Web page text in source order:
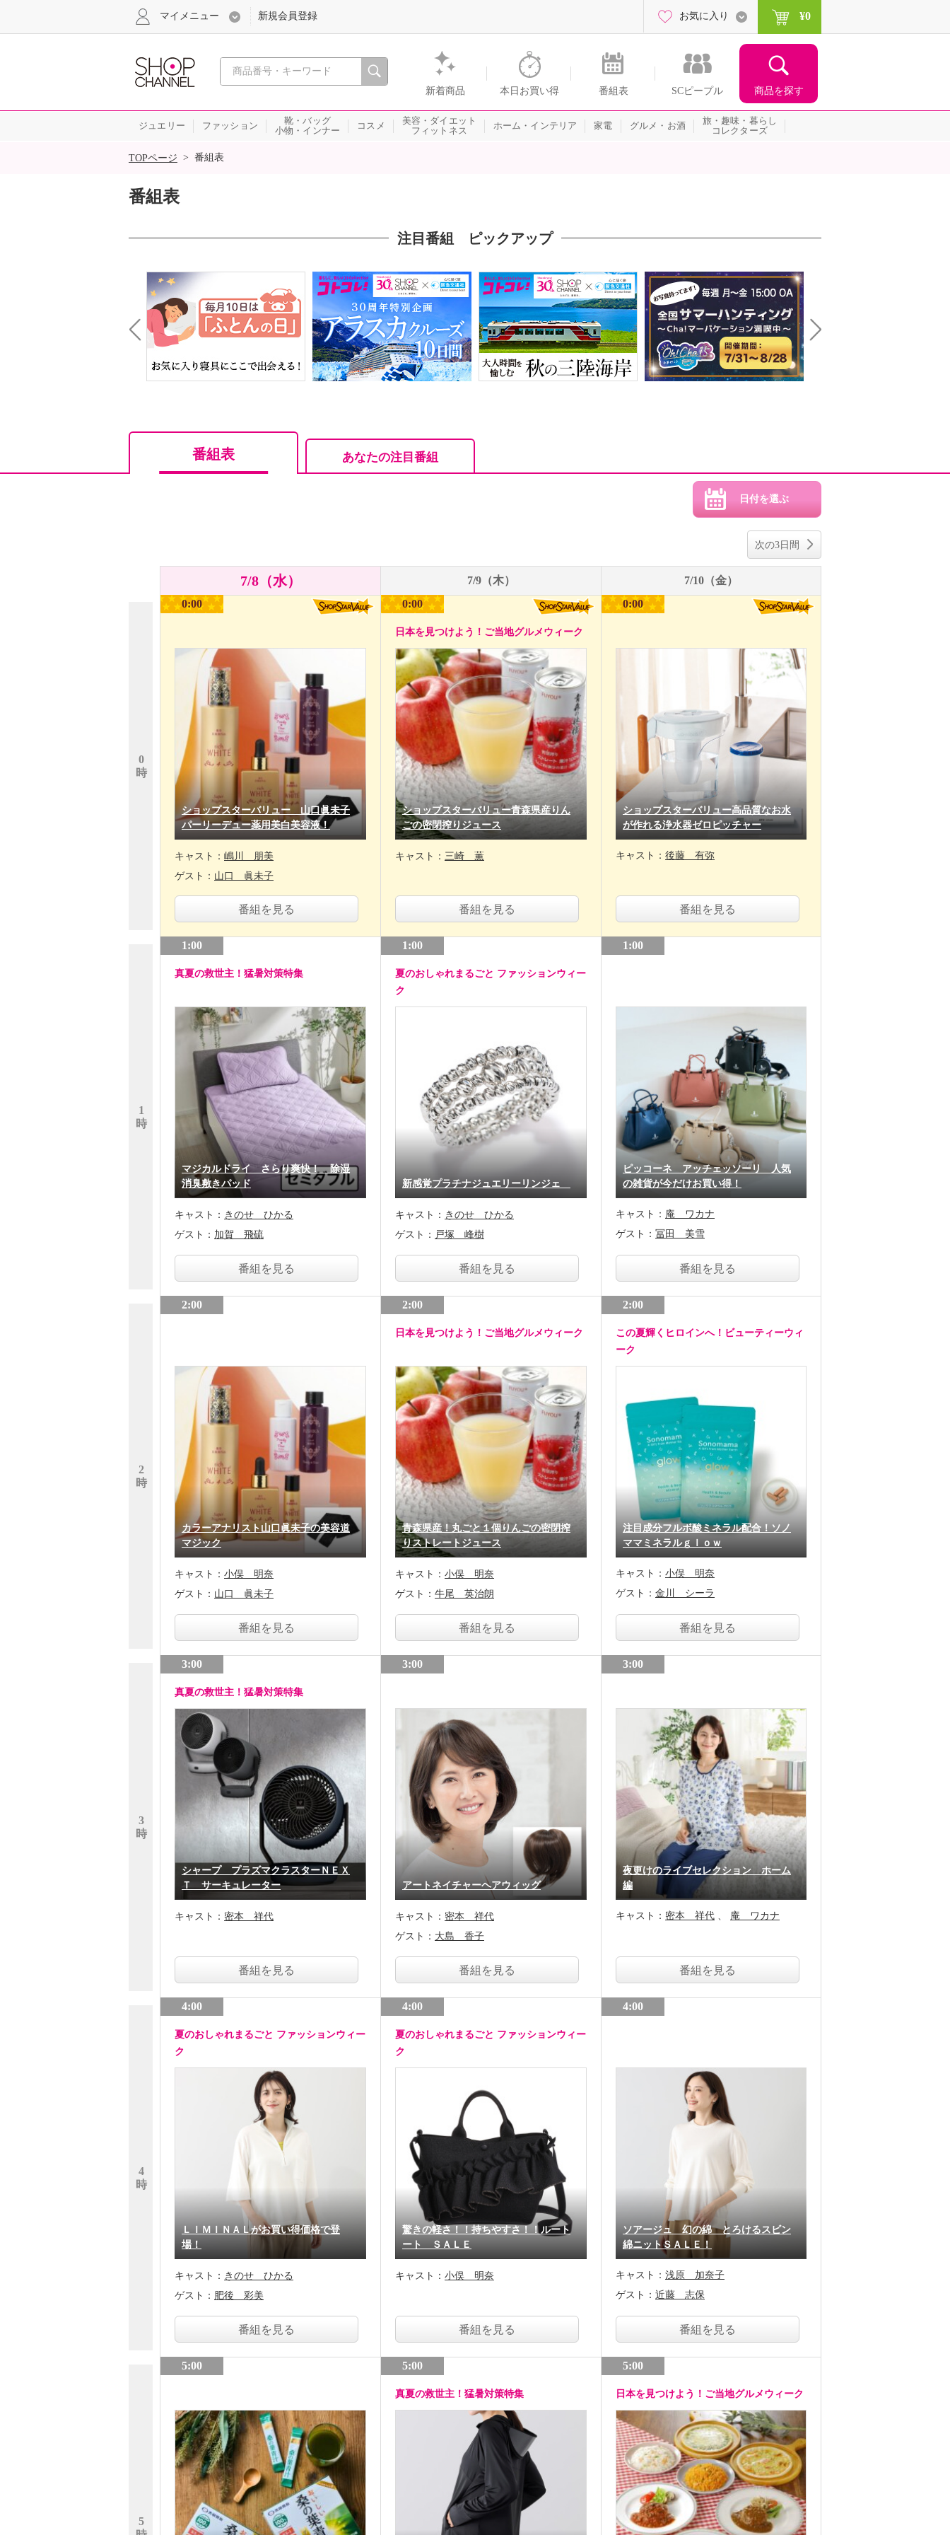
心おどる、瞬間を。通販・テレビショッピングのショップチャンネル
新着商品 本日お買い得 番組表 SCピープル 商品を探す
マイメニュー 新規会員登録 お気に入り ¥0
ジュエリー ファッション
靴・バッグ
小物・インナー
コスメ
美容・ダイエット
フィットネス
ホーム・インテリア 家電 グルメ・お酒
旅・趣味・暮らし
コレクターズ
SALE
TOPページ > 番組表
番組表
注目番組 ピックアップ
Next
番組表 あなたの注目番組
次の3日間
7/8（水） 7/9（木） 7/10（金）
0
時
1
時
2
時
3
時
4
時
5
0:00
ショップスターバリュー 山口眞未子
パーリーデュー薬用美白美容液！
キャスト： 嶋川 朋美
ゲスト： 山口 眞未子
番組を見る
1:00
真夏の救世主！猛暑対策特集
マジカルドライ さらり爽快！ 除湿
消臭敷きパッド
キャスト： きのせ ひかる
ゲスト： 加賀 飛硫
番組を見る
2:00
カラーアナリスト山口眞未子の美容道
マジック
キャスト： 小俣 明奈
ゲスト： 山口 眞未子
番組を見る
3:00
真夏の救世主！猛暑対策特集
シャープ プラズマクラスターＮＥＸ
Ｔ サーキュレーター
キャスト： 密本 祥代
番組を見る
4:00
夏のおしゃれまるごと ファッションウィー
ク
ＬＩＭＩＮＡＬがお買い得価格で登
場！
キャスト： きのせ ひかる
ゲスト： 肥後 彩美
番組を見る
5:00
0:00
日本を見つけよう！ご当地グルメウィーク
ショップスターバリュー青森県産りん
ごの密閉搾りジュース
キャスト： 三崎 薫
番組を見る
1:00
夏のおしゃれまるごと ファッションウィー
ク
新感覚プラチナジュエリーリンジェ
キャスト： きのせ ひかる
ゲスト： 戸塚 峰樹
番組を見る
2:00
日本を見つけよう！ご当地グルメウィーク
青森県産！丸ごと１個りんごの密閉搾
りストレートジュース
キャスト： 小俣 明奈
ゲスト： 牛尾 英治朗
番組を見る
3:00
アートネイチャーヘアウィッグ
キャスト： 密本 祥代
ゲスト： 大島 香子
番組を見る
4:00
夏のおしゃれまるごと ファッションウィー
ク
驚きの軽さ！！持ちやすさ！！ルート
ート ＳＡＬＥ
キャスト： 小俣 明奈
番組を見る
5:00
真夏の救世主！猛暑対策特集
0:00
ショップスターバリュー高品質なお水
が作れる浄水器ゼロピッチャー
キャスト： 後藤 有弥
番組を見る
1:00
ピッコーネ アッチェッソーリ 人気
の雑貨が今だけお買い得！
キャスト： 庵 ワカナ
ゲスト： 冨田 美雪
番組を見る
2:00
この夏輝くヒロインへ！ビューティーウィ
ーク
注目成分フルボ酸ミネラル配合！ソノ
ママミネラルｇｌｏｗ
キャスト： 小俣 明奈
ゲスト： 金川 シーラ
番組を見る
3:00
夜更けのライブセレクション ホーム
編
キャスト： 密本 祥代 庵 ワカナ
番組を見る
4:00
ソアージュ 幻の綿 とろけるスビン
綿ニットＳＡＬＥ！
キャスト： 浅原 加奈子
ゲスト： 近藤 志保
番組を見る
5:00
日本を見つけよう！ご当地グルメウィーク